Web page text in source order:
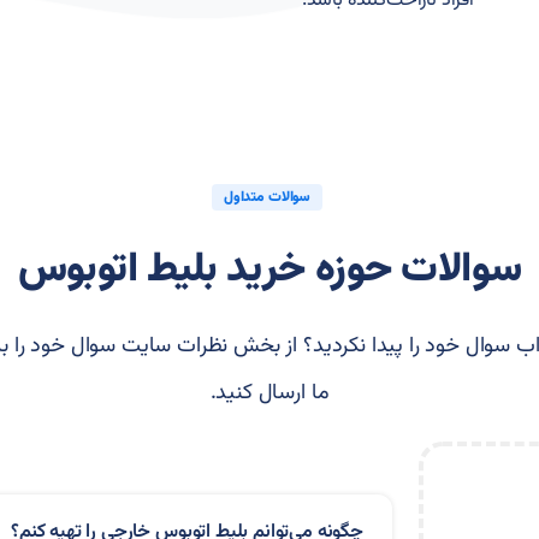
سوالات متداول
سوالات حوزه خرید بلیط اتوبوس
سوال خود را پیدا نکردید؟ از بخش نظرات سایت سوال خود را
ما ارسال کنید.
چگونه می‌توانم بلیط اتوبوس خارجی را تهیه کنم؟